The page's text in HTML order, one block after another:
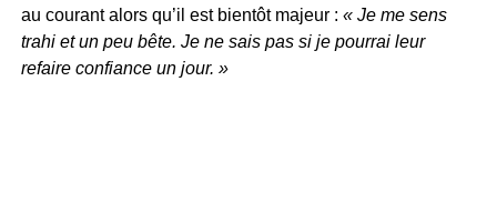
au courant alors qu’il est bientôt majeur : « Je me sens
trahi et un peu bête. Je ne sais pas si je pourrai leur
refaire confiance un jour. »